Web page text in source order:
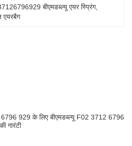
बीएमडब्ल्यू एयर स्प्रिंग,
6796 929 के लिए बीएमडब्ल्यू F02 3712 6796
गारंटी